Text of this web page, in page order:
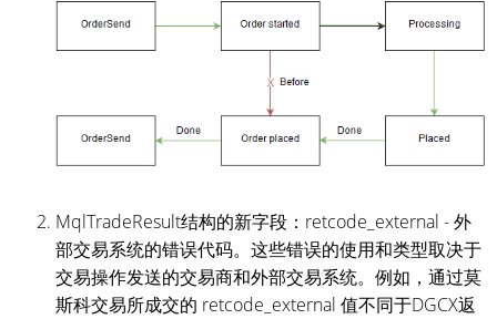
MqlTradeResult结构的新字段：retcode_external - 外
部交易系统的错误代码。这些错误的使用和类型取决于
交易操作发送的交易商和外部交易系统。例如，通过莫
斯科交易所成交的 retcode_external 值不同于DGCX返